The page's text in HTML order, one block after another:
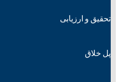
تحقیق و ارزیابی
پل خلاق